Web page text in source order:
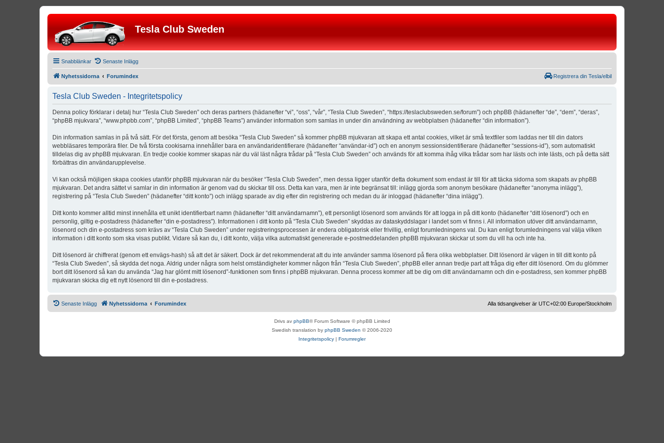
Tesla Club Sweden
Snabblänkar Senaste Inlägg
Nyhetssidorna Forumindex Registrera din Tesla/elbil
Tesla Club Sweden - Integritetspolicy
Denna policy förklarar i detalj hur “Tesla Club Sweden” och deras partners (hädanefter “vi”, “oss”, “vår”, “Tesla Club Sweden”, “https://teslaclubsweden.se/forum”) och phpBB (hädanefter “de”, “dem”, “deras”,
“phpBB mjukvara”, “www.phpbb.com”, “phpBB Limited”, “phpBB Teams”) använder information som samlas in under din användning av webbplatsen (hädanefter “din information”).
Din information samlas in på två sätt. För det första, genom att besöka “Tesla Club Sweden” så kommer phpBB mjukvaran att skapa ett antal cookies, vilket är små textfiler som laddas ner till din dators
webbläsares temporära filer. De två första cookisarna innehåller bara en användaridentifierare (hädanefter “användar-id”) och en anonym sessionsidentifierare (hädanefter “sessions-id”), som automatiskt
tilldelas dig av phpBB mjukvaran. En tredje cookie kommer skapas när du väl läst några trådar på “Tesla Club Sweden” och används för att komma ihåg vilka trådar som har lästs och inte lästs, och på detta sätt
förbättras din användarupplevelse.
Vi kan också möjligen skapa cookies utanför phpBB mjukvaran när du besöker “Tesla Club Sweden”, men dessa ligger utanför detta dokument som endast är till för att täcka sidorna som skapats av phpBB
mjukvaran. Det andra sättet vi samlar in din information är genom vad du skickar till oss. Detta kan vara, men är inte begränsat till: inlägg gjorda som anonym besökare (hädanefter “anonyma inlägg”),
registrering på “Tesla Club Sweden” (hädanefter “ditt konto”) och inlägg sparade av dig efter din registrering och medan du är inloggad (hädanefter “dina inlägg”).
Ditt konto kommer alltid minst innehålla ett unikt identifierbart namn (hädanefter “ditt användarnamn”), ett personligt lösenord som används för att logga in på ditt konto (hädanefter “ditt lösenord”) och en
personlig, giltig e-postadress (hädanefter “din e-postadress”). Informationen i ditt konto på “Tesla Club Sweden” skyddas av dataskyddslagar i landet som vi finns i. All information utöver ditt användarnamn,
lösenord och din e-postadress som krävs av “Tesla Club Sweden” under registreringsprocessen är endera obligatorisk eller frivillig, enligt forumledningens val. Du kan enligt forumledningens val välja vilken
information i ditt konto som ska visas publikt. Vidare så kan du, i ditt konto, välja vilka automatiskt genererade e-postmeddelanden phpBB mjukvaran skickar ut som du vill ha och inte ha.
Ditt lösenord är chiffrerat (genom ett envägs-hash) så att det är säkert. Dock är det rekommenderat att du inte använder samma lösenord på flera olika webbplatser. Ditt lösenord är vägen in till ditt konto på
“Tesla Club Sweden”, så skydda det noga. Aldrig under några som helst omständigheter kommer någon från “Tesla Club Sweden”, phpBB eller annan tredje part att fråga dig efter ditt lösenord. Om du glömmer
bort ditt lösenord så kan du använda “Jag har glömt mitt lösenord”-funktionen som finns i phpBB mjukvaran. Denna process kommer att be dig om ditt användarnamn och din e-postadress, sen kommer phpBB
mjukvaran skicka dig ett nytt lösenord till din e-postadress.
Senaste Inlägg Nyhetssidorna Forumindex Alla tidsangivelser är UTC+02:00 Europe/Stockholm
Drivs av phpBB® Forum Software © phpBB Limited
Swedish translation by phpBB Sweden © 2006-2020
Integritetspolicy | Forumregler